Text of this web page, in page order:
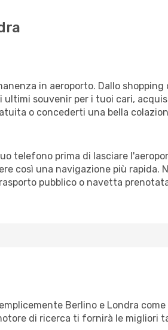
in aeroporto. Dallo
souvenir per i tuoi cari,
o concederti una bella
telefono prima di lasciare
così una navigazione più rapida.
pubblico o navetta
Berlino e Londra
di ricerca ti fornirà le migliori